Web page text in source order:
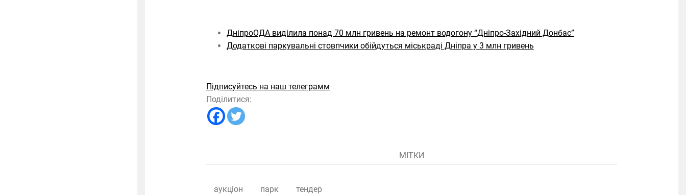
ДніпроОДА виділила понад 70 млн гривень на ремонт водогону “Дніпро-Західний Донбас”
Додаткові паркувальні стовпчики обійдуться міськраді Дніпра у 3 млн гривень
Підписуйтесь на наш телеграмм
Поділитися:
МІТКИ
аукціон парк тендер